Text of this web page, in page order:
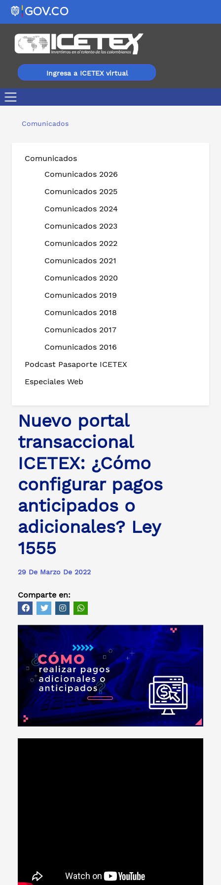
Ingresa a ICETEX virtual
Comunicados
Comunicados
Comunicados 2026
Comunicados 2025
Comunicados 2024
Comunicados 2023
Comunicados 2022
Comunicados 2021
Comunicados 2020
Comunicados 2019
Comunicados 2018
Comunicados 2017
Comunicados 2016
Podcast Pasaporte ICETEX
Especiales Web
Nuevo portal
transaccional
ICETEX: ¿Cómo
configurar pagos
anticipados o
adicionales? Ley
1555
29 De Marzo De 2022
Comparte en: